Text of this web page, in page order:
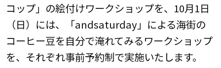
コップ」の絵付けワークショップを、10月1日
（日）には、「andsaturday」による海街の
コーヒー豆を自分で淹れてみるワークショップ
を、それぞれ事前予約制で実施いたします。